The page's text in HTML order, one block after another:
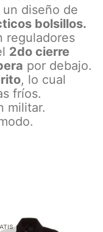
diseño de
bolsillos.
reguladores
2do cierre
por debajo.
, lo cual
fríos.
militar.